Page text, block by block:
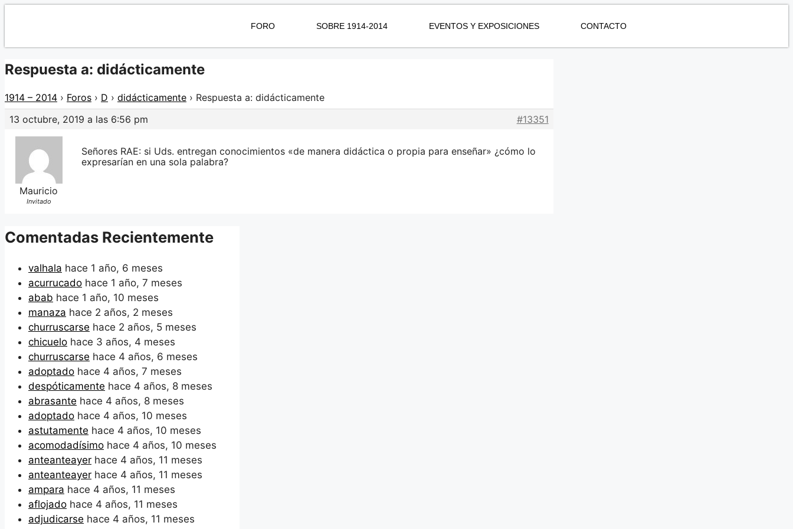
FORO SOBRE 1914-2014 EVENTOS Y EXPOSICIONES CONTACTO
Respuesta a: didácticamente
1914 – 2014 › Foros › D › didácticamente › Respuesta a: didácticamente
13 octubre, 2019 a las 6:56 pm
#13351
Mauricio
Invitado
Señores RAE: si Uds. entregan conocimientos «de manera didáctica o propia para enseñar» ¿cómo lo
expresarían en una sola palabra?
Comentadas Recientemente
valhala hace 1 año, 6 meses
acurrucado hace 1 año, 7 meses
abab hace 1 año, 10 meses
manaza hace 2 años, 2 meses
churruscarse hace 2 años, 5 meses
chicuelo hace 3 años, 4 meses
churruscarse hace 4 años, 6 meses
adoptado hace 4 años, 7 meses
despóticamente hace 4 años, 8 meses
abrasante hace 4 años, 8 meses
adoptado hace 4 años, 10 meses
astutamente hace 4 años, 10 meses
acomodadísimo hace 4 años, 10 meses
anteanteayer hace 4 años, 11 meses
anteanteayer hace 4 años, 11 meses
ampara hace 4 años, 11 meses
aflojado hace 4 años, 11 meses
adjudicarse hace 4 años, 11 meses